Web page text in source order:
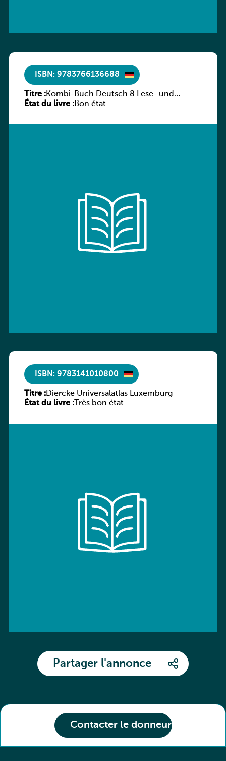
Contacter le donneur
ISBN: 9783766136688
Titre :Kombi-Buch Deutsch 8 Lese- und
Sprachbuch
État du livre :Bon état
ISBN: 9783141010800
Titre :Diercke Universalatlas Luxemburg
État du livre :Très bon état
Partager l'annonce